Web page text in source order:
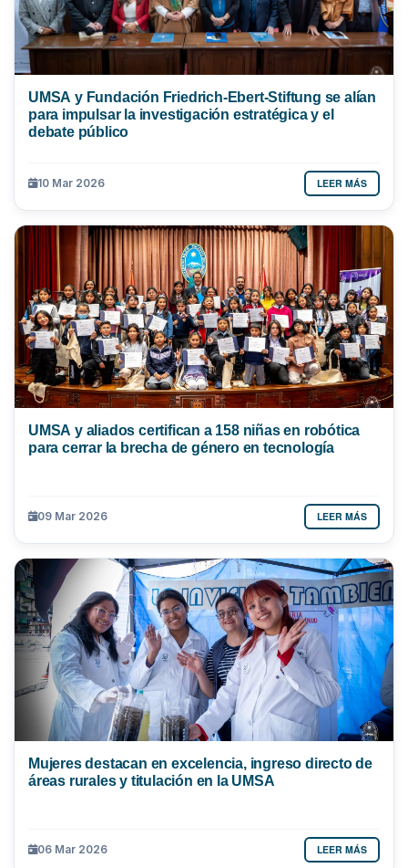
UMSA y Fundación Friedrich-Ebert-Stiftung se alían
para impulsar la investigación estratégica y el
debate público
10 Mar 2026 LEER MÁS
UMSA y aliados certifican a 158 niñas en robótica
para cerrar la brecha de género en tecnología
09 Mar 2026 LEER MÁS
Mujeres destacan en excelencia, ingreso directo de
áreas rurales y titulación en la UMSA
06 Mar 2026 LEER MÁS